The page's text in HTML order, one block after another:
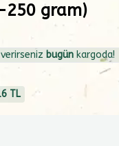
250 gram)
bugün kargoda!
TL